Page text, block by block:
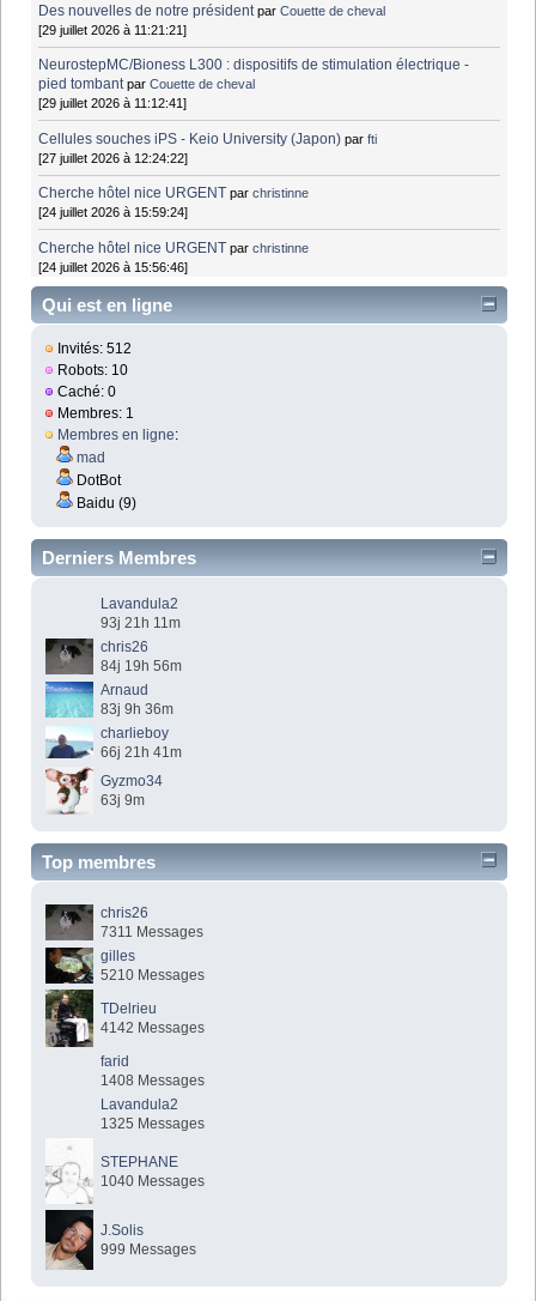
Des nouvelles de notre président parCouette de cheval
[29 juillet 2026 à 11:21:21]
NeurostepMC/Bioness L300 : dispositifs de stimulation électrique -
pied tombant parCouette de cheval
[29 juillet 2026 à 11:12:41]
Cellules souches iPS - Keio University (Japon) parfti
[27 juillet 2026 à 12:24:22]
Cherche hôtel nice URGENT parchristinne
[24 juillet 2026 à 15:59:24]
Cherche hôtel nice URGENT parchristinne
[24 juillet 2026 à 15:56:46]
Qui est en ligne
Invités: 512
Robots: 10
Caché: 0
Membres: 1
Membres en ligne:
mad
DotBot
Baidu (9)
Derniers Membres
Lavandula2
93j 21h 11m
chris26
84j 19h 56m
Arnaud
83j 9h 36m
charlieboy
66j 21h 41m
Gyzmo34
63j 9m
Top membres
chris26
7311 Messages
gilles
5210 Messages
TDelrieu
4142 Messages
farid
1408 Messages
Lavandula2
1325 Messages
STEPHANE
1040 Messages
J.Solis
999 Messages